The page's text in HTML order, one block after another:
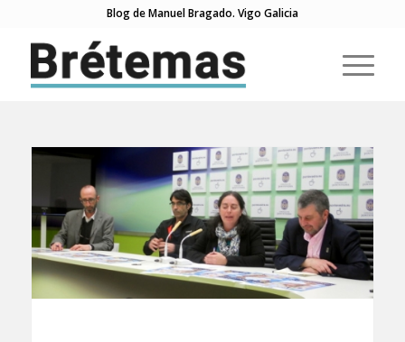
Blog de Manuel Bragado. Vigo Galicia